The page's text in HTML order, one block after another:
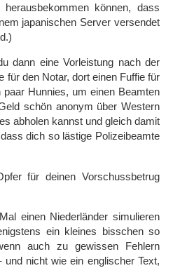
können, dass
japanischen Server versendet
dann eine Vorleistung nach der
für den Notar, dort einen Fuffie für
Hunnies, um einen Beamten
schön anonym über Western
abholen kannst und gleich damit
dich so lästige Polizeibeamte
für deinen Vorschussbetrug
einen Niederländer simulieren
ein kleines bisschen so
auch zu gewissen Fehlern
nicht wie ein englischer Text,